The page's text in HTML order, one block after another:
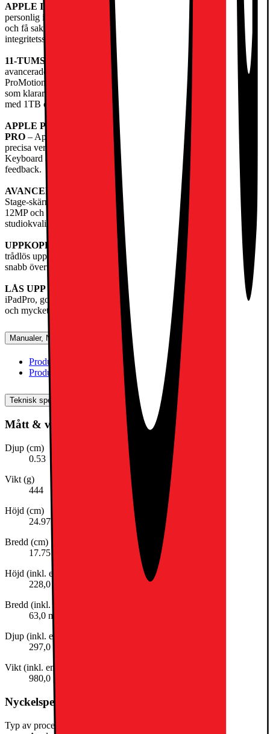
APPLE INTELLIGENCE – Apple Intelligence är ett system för
personlig intelligens som hjälper dig att kommunicera, uttrycka dig
och få saker gjorda på ett enklaresätt – med banbrytande
integritetsskydd i varje steg.
11-TUMS ULTRA RETINA XDR-SKÄRM
– Världens mest
avancerade skärm med extrem ljusstyrka, suverän kontrast,
ProMotion, stort färgomfång (P3) och True Tone. Nanotexturglas
som klarar svåra ljusförhållanden finns som tillval på modellerna
med 1TB och 2TB.
APPLE PENCIL OCH MAGIC KEYBOARD TILL IPAD
PRO – Apple Pencil Pro och Apple Pencil (usb-c) är intuitiva och
precisa verktyg för att teckna, måla, anteckna och skapa. Magic
Keyboard är bekvämt att skriva på och har en styrplatta med haptisk
feedback.
AVANCERADE KAMEROR
– iPadPro har en 12MP Center
Stage-skärmkamera på långsidan och en vidvinkelkamera med
12MP och adaptiv TrueToneblixt. Fyra mikrofoner med
studiokvalitet och ett ljudsystem med fyra högtalare ger fylligt ljud.
UPPKOPPLING
– Wifi 7 med AppleN1 ger snabb och säker
trådlös uppkoppling. Du kan jobba nästan var som helst tack vare
snabb överföring av bilder, dokument och stora videofiler.
LÅS UPP OCH BETALA MED FACEID
– Lås upp din
iPadPro, godkänn betalningar på ett säkert sätt, logga in på appar
och mycket mer – allt med bara ett ögonkast.
Manualer, Nedladdningar, Reklamation & Support
Produktinformation(engelska)
Produktinformation (svenska)
Teknisk specifikation
Mått & vikt
Djup (cm)
0.53
Vikt (g)
444
Höjd (cm)
24.97
Bredd (cm)
17.75
Höjd (inkl. emballage)
228,0 mm
Bredd (inkl. emballage)
63,0 mm
Djup (inkl. emballage)
297,0 mm
Vikt (inkl. emballage)
980,0 g
Nyckelspecifikation
Typ av processor